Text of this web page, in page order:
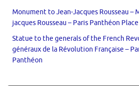
Monument to Jean-Jacques Rousseau –
jacques Rousseau – Paris Panthéon
Statue to the generals of the French
généraux de la Révolution Française –
Panthéon